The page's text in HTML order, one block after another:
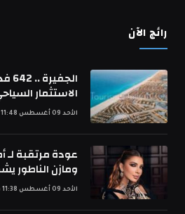
رائج الآن
الاستثمار
الأحد 09 أغسطس 11:48 ص
عودة مرتقبة
ومازن الناطور
الأحد 09 أغسطس 11:38 ص